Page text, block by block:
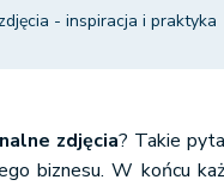
- inspiracja i praktyka
zdjęcia? Takie
biznesu. W końcu